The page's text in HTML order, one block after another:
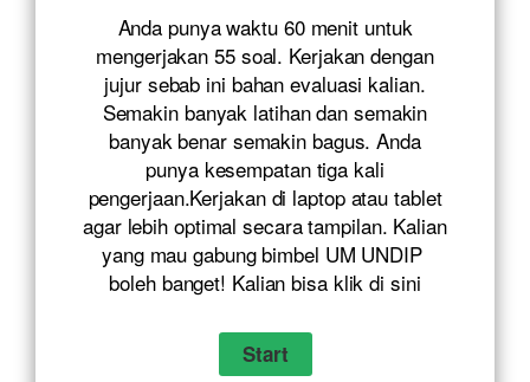
Anda punya waktu 60 menit untuk
mengerjakan 55 soal. Kerjakan dengan
jujur sebab ini bahan evaluasi kalian.
Semakin banyak latihan dan semakin
banyak benar semakin bagus. Anda
punya kesempatan tiga kali
pengerjaan.Kerjakan di laptop atau tablet
agar lebih optimal secara tampilan. Kalian
yang mau gabung bimbel UM UNDIP
boleh banget! Kalian bisa klikdi sini